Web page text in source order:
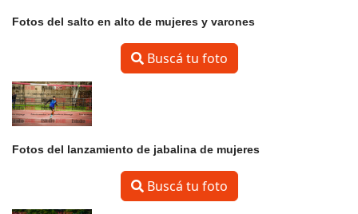
Fotos del salto en alto de mujeres y varones
Buscá tu foto
Fotos del lanzamiento de jabalina de mujeres
Buscá tu foto